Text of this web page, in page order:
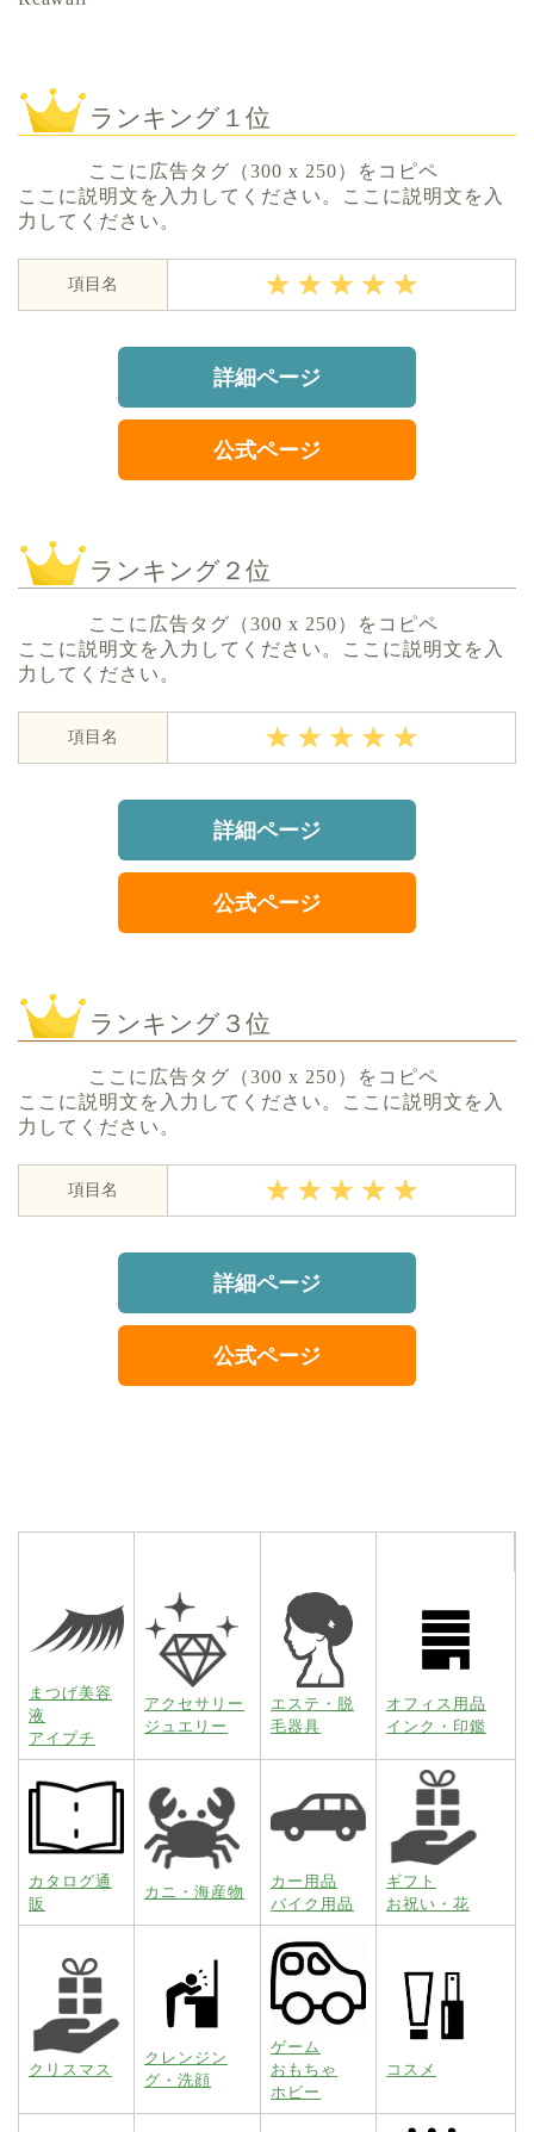
ランキング１位
ここに広告タグ（300 x 250）をコピペ
ここに説明文を入力してください。ここに説明文を入
力してください。
項目名
詳細ページ
公式ページ
ランキング２位
ここに広告タグ（300 x 250）をコピペ
ここに説明文を入力してください。ここに説明文を入
力してください。
項目名
詳細ページ
公式ページ
ランキング３位
ここに広告タグ（300 x 250）をコピペ
ここに説明文を入力してください。ここに説明文を入
力してください。
項目名
詳細ページ
公式ページ
まつげ美容
液
アイプチ
アクセサリー
ジュエリー
エステ・脱
毛器具
オフィス用品
インク・印鑑
カタログ通
販
カニ・海産物
カー用品
バイク用品
ギフト
お祝い・花
クリスマス
クレンジン
グ・洗顔
ゲーム
おもちゃ
ホビー
コスメ